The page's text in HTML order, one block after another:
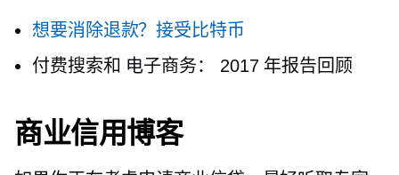
想要消除退款？接受比特币
付费搜索和 电子商务： 2017 年报告回顾
商业信用博客